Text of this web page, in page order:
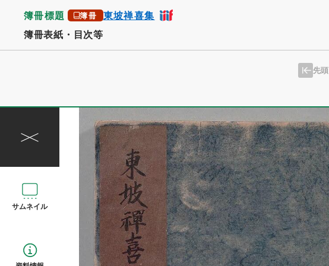
簿冊標題 簿冊 東坡禅喜集
簿冊表紙・目次等
先頭
サムネイル